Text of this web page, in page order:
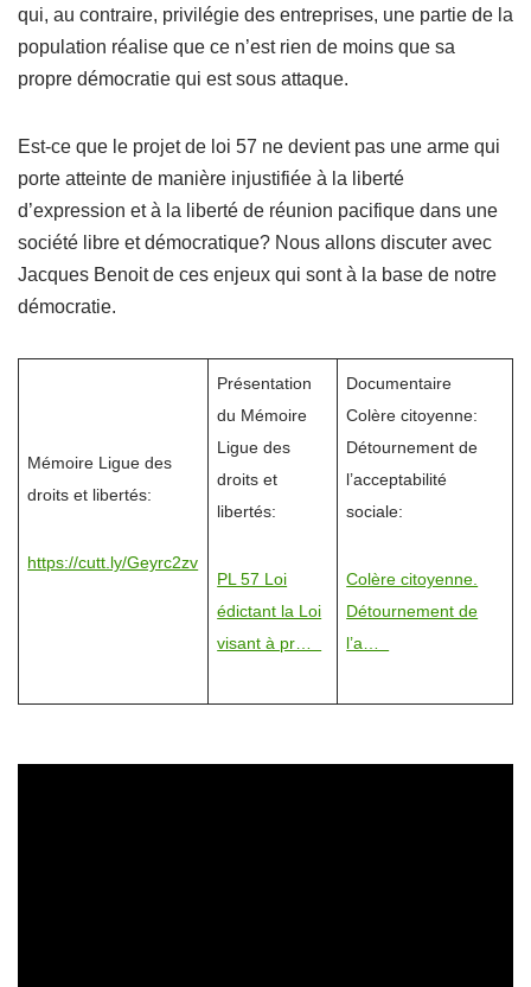
qui, au contraire, privilégie des entreprises, une partie de la
population réalise que ce n’est rien de moins que sa
propre démocratie qui est sous attaque.
Est-ce que le projet de loi 57 ne devient pas une arme qui
porte atteinte de manière injustifiée à la liberté
d’expression et à la liberté de réunion pacifique dans une
société libre et démocratique? Nous allons discuter avec
Jacques Benoit de ces enjeux qui sont à la base de notre
démocratie.
Mémoire Ligue des
droits et libertés:
https://cutt.ly/Geyrc2zv
Présentation
du Mémoire
Ligue des
droits et
libertés:
PL 57 Loi
édictant la Loi
visant à pr…
Documentaire
Colère citoyenne:
Détournement de
l’acceptabilité
sociale:
Colère citoyenne.
Détournement de
l’a…